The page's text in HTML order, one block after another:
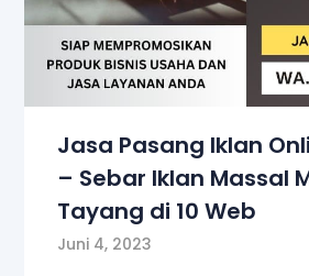
Jasa Pasang Iklan
– Sebar Iklan Massal
Tayang di 10 Web
Juni 4, 2023